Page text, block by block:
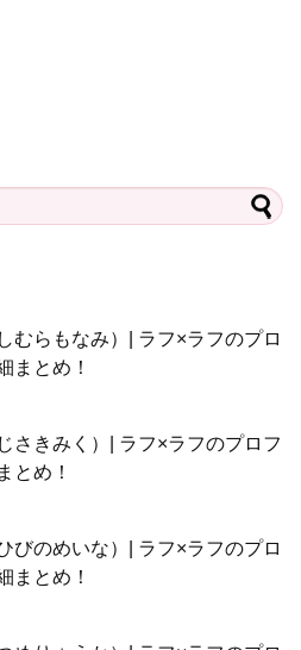
むらもなみ）| ラフ×ラフのプロ
まとめ！
さきみく）| ラフ×ラフのプロフ
とめ！
びのめいな）| ラフ×ラフのプロ
まとめ！